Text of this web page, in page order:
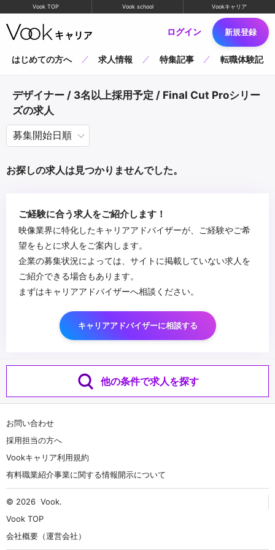
Vook TOP Vook school Vookキャリア
ログイン 新規登録
はじめての方へ 求人情報 特集記事 転職体験記
デザイナー / 3名以上採用予定 / Final Cut Proシリー
ズの求人
お探しの求人は見つかりませんでした。
ご経験に合う求人をご紹介します！
映像業界に特化したキャリアアドバイザーが、ご経験やご希
望をもとに求人をご案内します。
企業の募集状況によっては、サイトに掲載していない求人を
ご紹介できる場合もあります。
まずはキャリアアドバイザーへ相談ください。
キャリアアドバイザーに相談する
他の条件で求人を探す
お問い合わせ
採用担当の方へ
Vookキャリア利用規約
有料職業紹介事業に関する情報開示について
© 2026 Vook.
Vook TOP
会社概要（運営会社）